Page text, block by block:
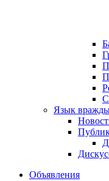
Язык
Объявления